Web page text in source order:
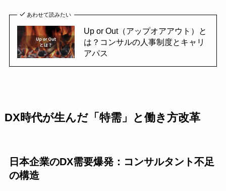
あわせて読みたい
Up or Out（アップオアアウト）と
は？コンサルの人事制度とキャリ
アパス
DX時代が生んだ「特需」と働き方改革
日本企業のDX需要爆発：コンサルタント不足
の構造